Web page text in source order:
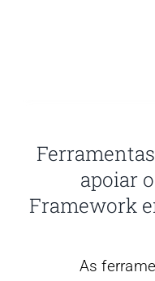
apoiar
Framework
As